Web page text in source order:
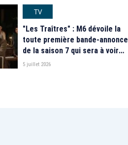
TV
"Les Traîtres" : M6 dévoile la
toute première bande-annonce
de la saison 7 qui sera à voir
"prochainement"
5 juillet 2026